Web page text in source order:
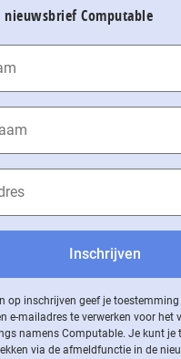
Computable
op inschrijven geef je
e-mailadres te verwerken voor het
namens Computable. Je kunt je
via de af­meld­func­tie in de